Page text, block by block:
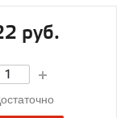
руб.
Достаточно